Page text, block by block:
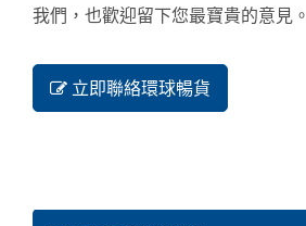
我們，也歡迎留下您最寶貴的意見。
立即聯絡環球暢貨